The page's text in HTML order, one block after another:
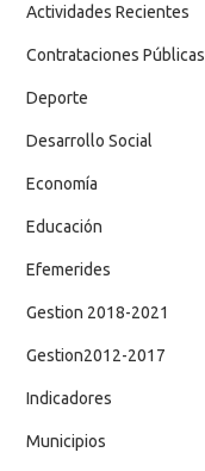
Actividades Recientes
Contrataciones Públicas
Deporte
Desarrollo Social
Economía
Educación
Efemerides
Gestion 2018-2021
Gestion2012-2017
Indicadores
Municipios